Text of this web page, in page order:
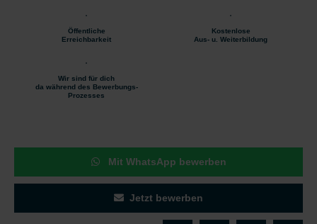
Öffentliche
Erreichbarkeit
Kostenlose
Aus- u. Weiterbildung
Wir sind für dich
da während des Bewerbungs-
Prozesses
Mit WhatsApp bewerben
Jetzt bewerben